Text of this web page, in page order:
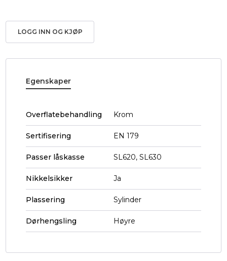
LOGG INN OG KJØP
Egenskaper
Overflatebehandling Krom
Sertifisering EN 179
Passer låskasse SL620, SL630
Nikkelsikker Ja
Plassering Sylinder
Dørhengsling Høyre